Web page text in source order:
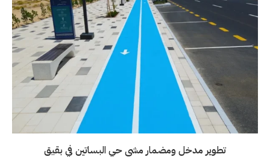
تطوير مدخل ومضمار مشي حي البساتين في بقيق